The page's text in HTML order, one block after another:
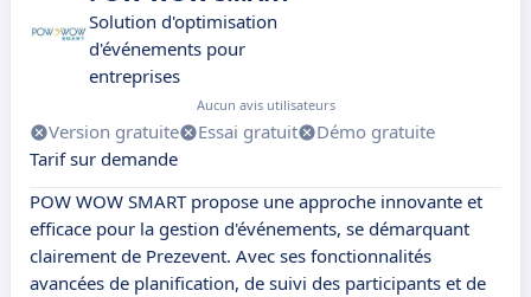
Solution d'optimisation
d'événements pour
entreprises
Aucun avis utilisateurs
Version gratuite Essai gratuit
Démo gratuite
Tarif sur demande
POW WOW SMART propose une approche innovante et
efficace pour la gestion d'événements, se démarquant
clairement de Prezevent. Avec ses fonctionnalités
avancées de planification, de suivi des participants et de